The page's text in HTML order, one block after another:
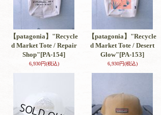
【patagonia】"Recycle
d Market Tote / Repair
Shop"[PA-154]
6,930円(税込)
【patagonia】"Recycle
d Market Tote / Desert
Glow"[PA-153]
6,930円(税込)